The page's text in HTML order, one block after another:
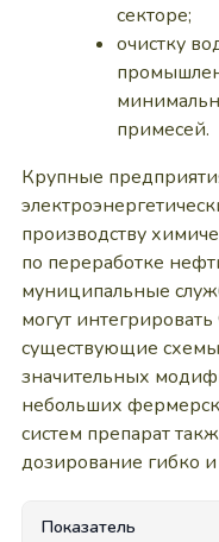
секторе;
очистку
примесей.
Крупные
производству
по переработке
муниципальные
могут
существующие
значительных
небольших
систем препарат
дозирование гибко
Показатель